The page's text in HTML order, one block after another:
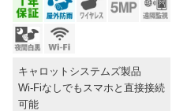
キャロットシステムズ製品
Wi-Fiなしでもスマホと直接接続
可能